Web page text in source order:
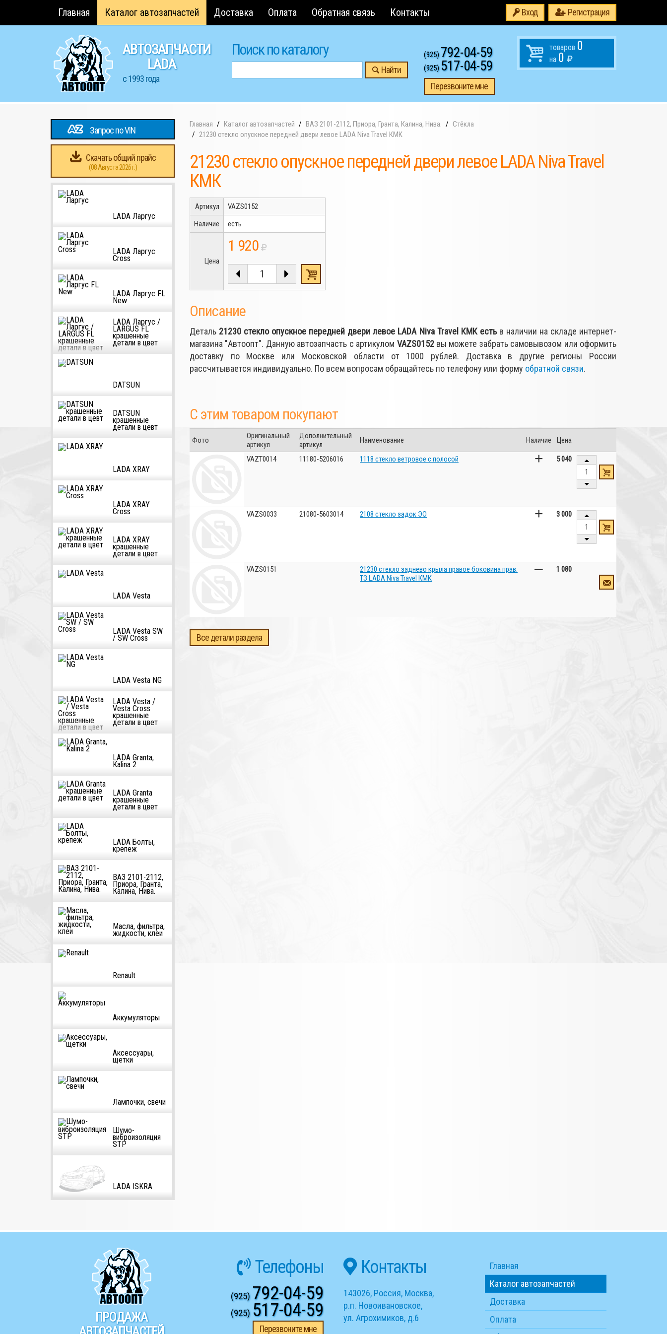
Главная Каталог автозапчастей Доставка Оплата Обратная связь Контакты Вход Регистрация
АВТОЗАПЧАСТИ
LADA
с 1993 года
Поиск по каталогу
Найти
(925)792-04-59
(925) 517-04-59
Перезвоните мне
товаров 0
на 0
Запрос по VIN
Скачать общий прайс
(08 Августа 2026 г.)
LADA Ларгус
LADA Ларгус
Cross
LADA Ларгус FL
New
LADA Ларгус /
LARGUS FL
крашенные
детали в цвет
DATSUN
DATSUN
крашенные
детали в цевт
LADA XRAY
LADA XRAY
Cross
LADA XRAY
крашенные
детали в цвет
LADA Vesta
LADA Vesta SW
/ SW Cross
LADA Vesta NG
LADA Vesta /
Vesta Cross
крашенные
детали в цвет
LADA Granta,
Kalina 2
LADA Granta
крашенные
детали в цвет
LADA Болты,
крепеж
ВАЗ 2101-2112,
Приора, Гранта,
Калина, Нива.
Масла, фильтра,
жидкости, клеи
Renault
Аккумуляторы
Аксессуары,
щетки
Лампочки, свечи
Шумо-
виброизоляция
STP
LADA ISKRA
Главная Каталог автозапчастей ВАЗ 2101-2112, Приора, Гранта, Калина, Нива.
Стёкла
21230 стекло опускное передней двери левое LADA Niva Travel КМК
21230 стекло опускное передней двери левое LADA Niva Travel
КМК
Артикул
VAZS0152
Наличие
есть
Цена
1 920
Описание
Деталь 21230 стекло опускное передней двери левое LADA Niva Travel КМК естьв наличии на складе интернет-
магазина "Автоопт". Данную автозапчасть с артикулом VAZS0152вы можете забрать самовывозом или оформить
доставку по Москве или Московской области от 1000 рублей. Доставка в другие регионы России
рассчитывается индивидуально. По всем вопросам обращайтесь по телефону или форму обратной связи.
С этим товаром покупают
Фото
Оригинальный
артикул
Дополнительный
артикул
Наименование Наличие Цена
VAZT0014 11180-5206016 1118 стекло ветровое с полосой + 5 040
VAZS0033 21080-5603014 2108 стекло задок ЭО + 3 000
VAZS0151
21230 стекло заднево крыла правое боковина прав.
ТЗ LADA Niva Travel КМК
– 1 080
Все детали раздела
ПРОДАЖА
Телефоны
(925) 792-04-59
(925) 517-04-59
Перезвоните мне
Контакты
143026, Россия, Москва,
р.п. Новоивановское,
ул. Агрохимиков, д.6
Главная
Каталог автозапчастей
Доставка
Оплата